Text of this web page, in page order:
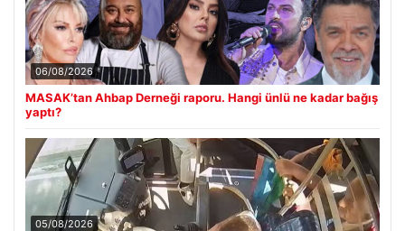
06/08/2026
MASAK’tan Ahbap Derneği raporu. Hangi ünlü ne kadar bağış
yaptı?
05/08/2026